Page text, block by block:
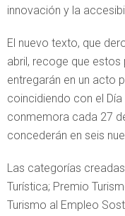
innovación y la
El nuevo texto, que
abril, recoge que estos
entregarán en un acto
coincidiendo con el Día
conmemora cada 27
concederán en seis
Las categorías
Turística; Premio
Turismo al Empleo